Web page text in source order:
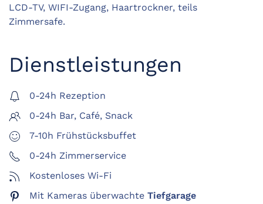
LCD-TV, WIFI-Zugang, Haartrockner, teils
Zimmersafe.
Dienstleistungen
0-24h Rezeption
0-24h Bar, Café, Snack
7-10h Frühstücksbuffet
0-24h Zimmerservice
Kostenloses Wi-Fi
Mit Kameras überwachte Tiefgarage